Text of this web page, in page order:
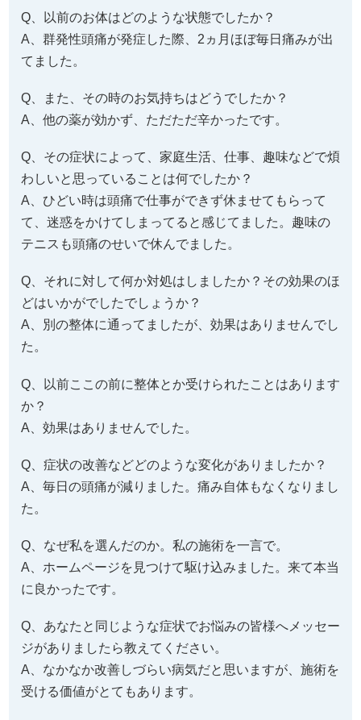
Q、以前のお体はどのような状態でしたか？
A、群発性頭痛が発症した際、2ヵ月ほぼ毎日痛みが出
てました。
Q、また、その時のお気持ちはどうでしたか？
A、他の薬が効かず、ただただ辛かったです。
Q、その症状によって、家庭生活、仕事、趣味などで煩
わしいと思っていることは何でしたか？
A、ひどい時は頭痛で仕事ができず休ませてもらって
て、迷惑をかけてしまってると感じてました。趣味の
テニスも頭痛のせいで休んでました。
Q、それに対して何か対処はしましたか？その効果のほ
どはいかがでしたでしょうか？
A、別の整体に通ってましたが、効果はありませんでし
た。
Q、以前ここの前に整体とか受けられたことはあります
か？
A、効果はありませんでした。
Q、症状の改善などどのような変化がありましたか？
A、毎日の頭痛が減りました。痛み自体もなくなりまし
た。
Q、なぜ私を選んだのか。私の施術を一言で。
A、ホームページを見つけて駆け込みました。来て本当
に良かったです。
Q、あなたと同じような症状でお悩みの皆様へメッセー
ジがありましたら教えてください。
A、なかなか改善しづらい病気だと思いますが、施術を
受ける価値がとてもあります。